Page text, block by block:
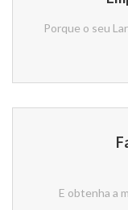
Porque o seu
E obtenha a